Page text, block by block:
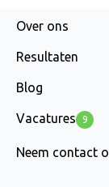
Over ons
Resultaten
Blog
Vacatures 9
Neem contact